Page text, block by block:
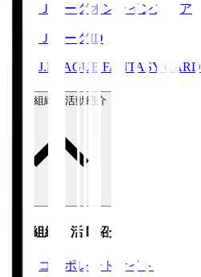
Ｊリーグオンラインストア
ＪリーグID
J.LEAGUE FANTASY CARD
運営組織・活動紹介
運営組織・活動紹介
コーポレートサイト